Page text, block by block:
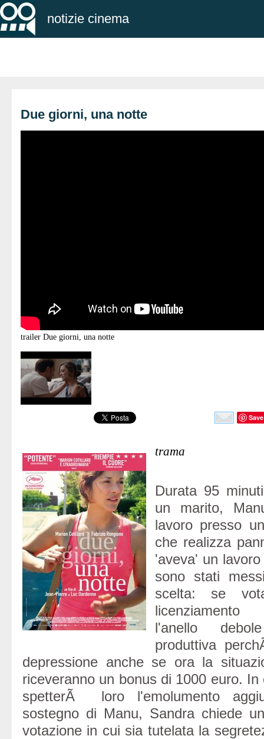
notizie cinema
Due giorni, una notte
trailer Due giorni, una notte
Save
trama
Durata 95
un marito,
lavoro presso
che realizza
'aveva' un
sono stati
scelta: se
licenziamento
l'anello
produttiva
depressione anche se ora la
riceveranno un bonus di 1000 euro.
spetterÃ loro l'emolumento
sostegno di Manu, Sandra chiede
votazione in cui sia tutelata la